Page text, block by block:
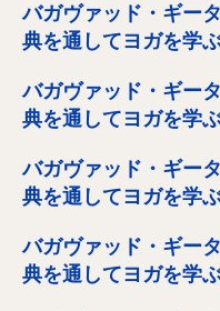
バガヴァッド・ギー
典を通してヨガを学ぶ
バガヴァッド・ギー
典を通してヨガを学ぶ
バガヴァッド・ギー
典を通してヨガを学ぶ
バガヴァッド・ギー
典を通してヨガを学ぶ